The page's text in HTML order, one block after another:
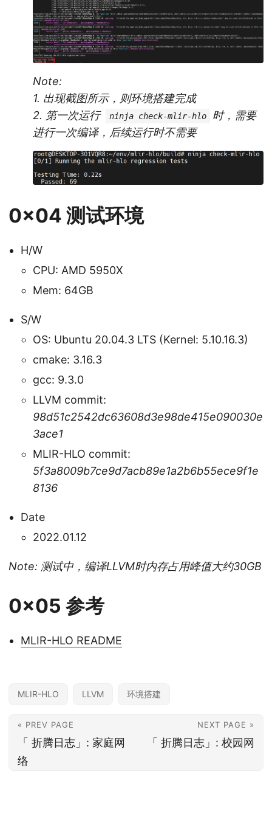
Note:
1. 出现截图所示，则环境搭建完成
2. 第一次运行
ninja check-mlir-hlo
时，需要
进行一次编译，后续运行时不需要
0x04 测试环境
H/W
CPU: AMD 5950X
Mem: 64GB
S/W
OS: Ubuntu 20.04.3 LTS (Kernel: 5.10.16.3)
cmake: 3.16.3
gcc: 9.3.0
LLVM commit:
98d51c2542dc63608d3e98de415e090030e
3ace1
MLIR-HLO commit:
5f3a8009b7ce9d7acb89e1a2b6b55ece9f1e
8136
Date
2022.01.12
Note: 测试中，编译LLVM时内存占用峰值大约30GB
0x05 参考
MLIR-HLO README
MLIR-HLO LLVM 环境搭建
« PREV PAGE
「 折腾日志」: 家庭网
络
NEXT PAGE »
「 折腾日志」: 校园网